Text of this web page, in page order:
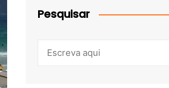
Pesquisar